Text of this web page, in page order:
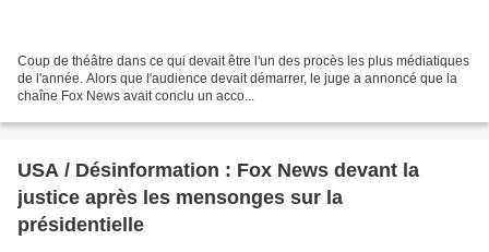
Coup de théâtre dans ce qui devait être l'un des procès les plus médiatiques
de l'année. Alors que l'audience devait démarrer, le juge a annoncé que la
chaîne Fox News avait conclu un acco...
USA / Désinformation : Fox News devant la
justice après les mensonges sur la
présidentielle